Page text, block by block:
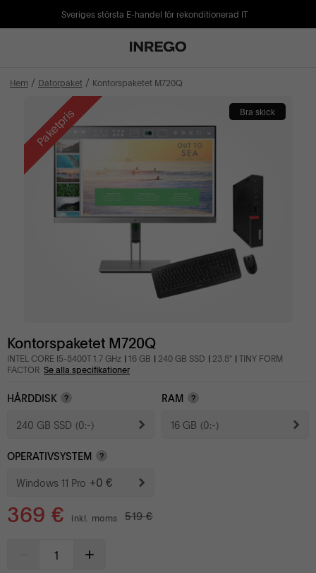
Sveriges största E-handel för rekonditionerad IT
Hem Datorpaket Kontorspaketet M720Q
Paketpris Bra skick
Kontorspaketet M720Q
INTEL CORE I5-8400T 1.7 GHz 16 GB 240 GB SSD 23.8"
TINY FORM
FACTOR Se alla specifikationer
HÅRDDISK ?
240 GB SSD (0:-)
RAM ?
16 GB (0:-)
OPERATIVSYSTEM ?
Windows 11 Pro +0 €
369 € inkl. moms 519 €